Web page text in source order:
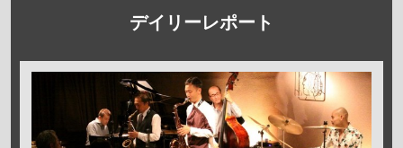
デイリーレポート